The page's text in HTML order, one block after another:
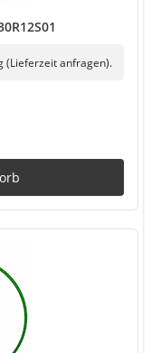
(Lieferzeit anfragen).